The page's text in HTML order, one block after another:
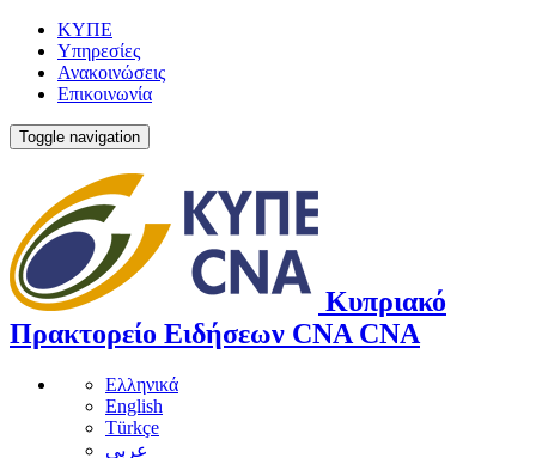
ΚΥΠΕ
Υπηρεσίες
Ανακοινώσεις
Επικοινωνία
Toggle navigation
Κυπριακό
Πρακτορείο Ειδήσεων CNA CNA
Ελληνικά
English
Türkçe
عربي